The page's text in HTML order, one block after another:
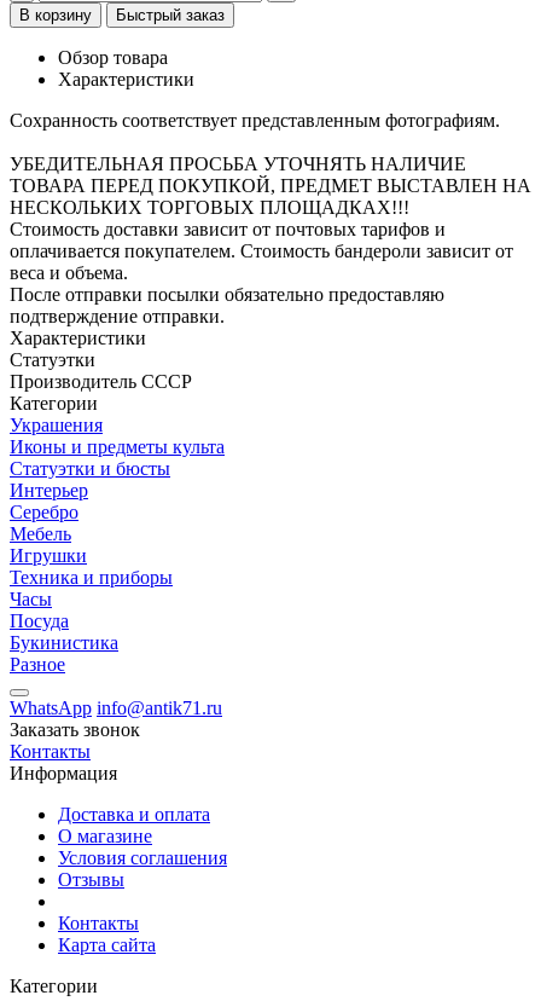
В корзину
Быстрый заказ
Обзор товара
Характеристики
Сохранность соответствует представленным фотографиям.
УБЕДИТЕЛЬНАЯ ПРОСЬБА УТОЧНЯТЬ НАЛИЧИЕ
ТОВАРА ПЕРЕД ПОКУПКОЙ, ПРЕДМЕТ ВЫСТАВЛЕН НА
НЕСКОЛЬКИХ ТОРГОВЫХ ПЛОЩАДКАХ!!!
Стоимость доставки зависит от почтовых тарифов и
оплачивается покупателем. Стоимость бандероли зависит от
веса и объема.
После отправки посылки обязательно предоставляю
подтверждение отправки.
Характеристики
Статуэтки
Производитель СССР
Категории
Украшения
Иконы и предметы культа
Статуэтки и бюсты
Интерьер
Серебро
Мебель
Игрушки
Техника и приборы
Часы
Посуда
Букинистика
Разное
WhatsApp info@antik71.ru
Заказать звонок
Контакты
Информация
Доставка и оплата
О магазине
Условия соглашения
Отзывы
Контакты
Карта сайта
Категории